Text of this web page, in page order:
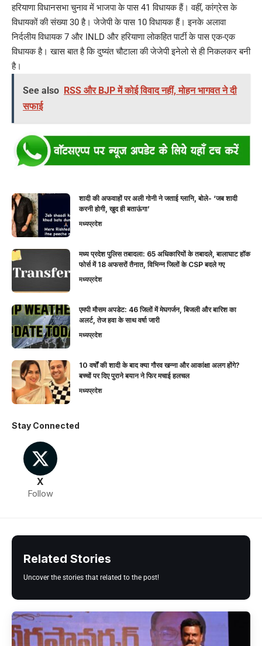
हरियाणा विधानसभा चुनाव में भाजपा के पास 41 विधायक हैं। वहीं, कांग्रेस के
विधायकों की संख्या 30 है। जेजेपी के पास 10 विधायक हैं। इनके अलावा
निर्दलीय विधायक 7 और INLD और हरियाणा लोकहित पार्टी के पास एक-एक
विधायक है। खास बात है कि दुष्यंत चौटाला की जेजेपी इनेलो से ही निकलकर बनी
है।
See also RSS और BJP में कोई विवाद नहीं, मोहन भागवत ने दी
सफाई
शादी की अफवाहों पर अली गोनी ने जताई ग्लानि, बोले- ‘जब शादी
करनी होगी, खुद ही बताऊंगा’
मध्यप्रदेश
मध्य प्रदेश पुलिस तबादला: 65 अधिकारियों के तबादले, बालाघाट हॉक
फोर्स में 18 अफसरों तैनात, विभिन्न जिलों के CSP बदले गए
मध्यप्रदेश
एमपी मौसम अपडेट: 46 जिलों में मेघगर्जन, बिजली और बारिश का
अलर्ट, तेज हवा के साथ वर्षा जारी
मध्यप्रदेश
10 वर्षों की शादी के बाद क्या गौरव खन्ना और आकांक्षा अलग होंगे?
बच्चों पर दिए पुराने बयान ने फिर मचाई हलचल
मध्यप्रदेश
Stay Connected
X
Follow
Related Stories
Uncover the stories that related to the post!